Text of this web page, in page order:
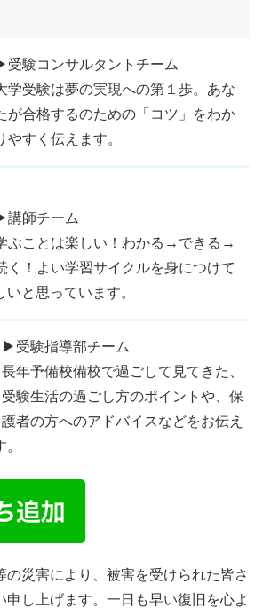
受験コンサルタントチーム
学受験は夢の実現への第１歩。あな
が合格するのための「コツ」をわか
やすく伝えます。
講師チーム
ぶことは楽しい！わかる→できる→
く！よい学習サイクルを身につけて
と思っています。
▶受験指導部チーム
長年予備校備校で過ごして見てきた、
受験生活の過ごし方のポイントや、保
護者の方へのアドバイスなどをお伝え
の災害により、被害を受けられた皆さ
申し上げます。一日も早い復旧を心よ